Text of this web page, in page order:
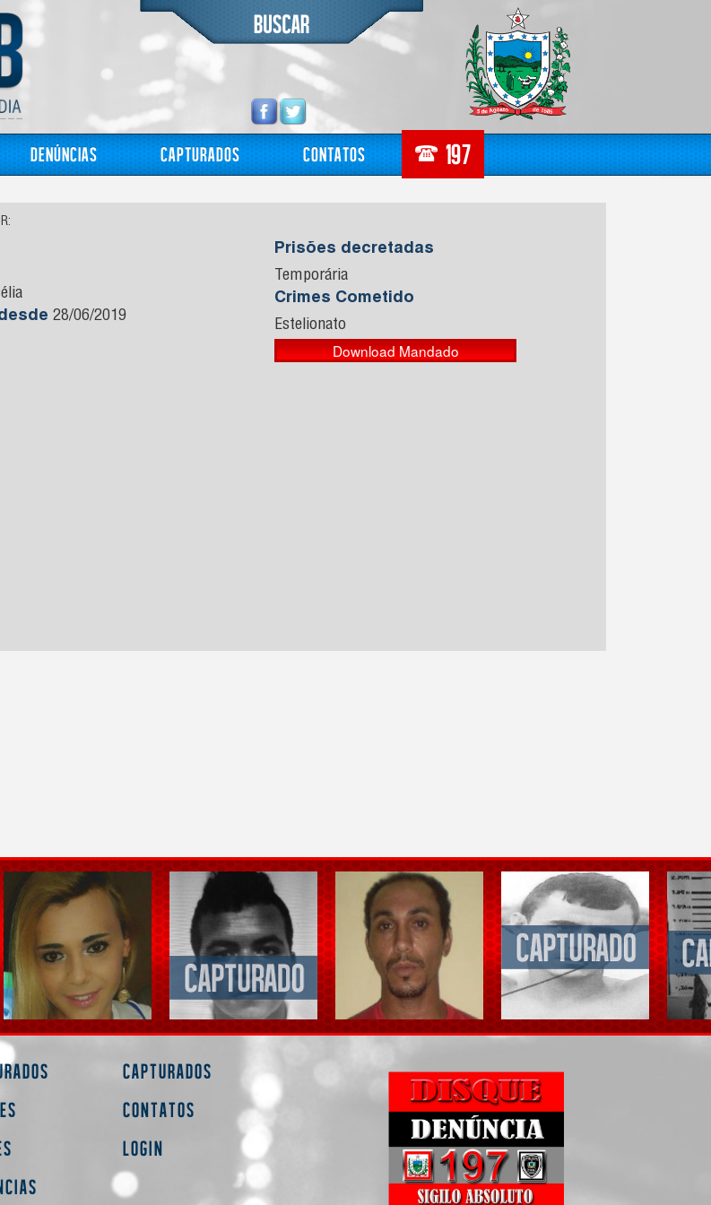
Denúncias Capturados Contatos
28/06/2019
Prisões decretadas
Temporária
Crimes Cometido
Estelionato
Download Mandado
Capturados
Contatos
Login